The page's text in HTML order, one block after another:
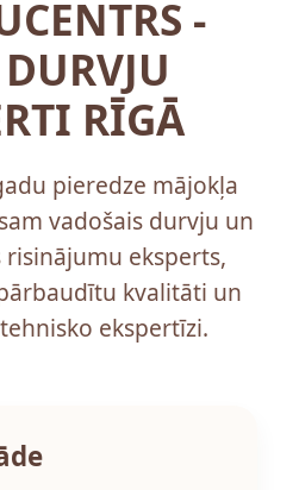
-
RĪGĀ
pieredze mājokļa
vadošais durvju un
eksperts,
kvalitāti un
ekspertīzi.